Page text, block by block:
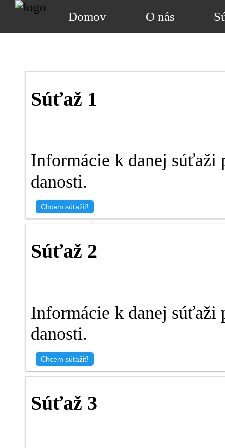
Domov O nás
Súťaž 1
Informácie k danej súťaži
danosti.
Chcem súťažiť!
Súťaž 2
Informácie k danej súťaži
danosti.
Chcem súťažiť!
Súťaž 3